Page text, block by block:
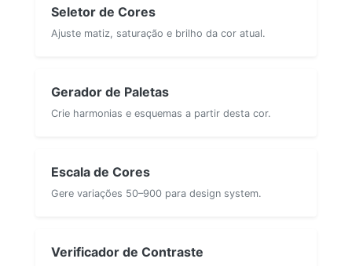
Seletor de Cores
Ajuste matiz, saturação e brilho da cor atual.
Gerador de Paletas
Crie harmonias e esquemas a partir desta cor.
Escala de Cores
Gere variações 50–900 para design system.
Verificador de Contraste